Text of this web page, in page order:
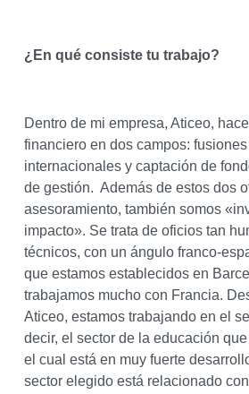
¿En qué consiste tu trabajo?
Dentro de mi empresa, Aticeo,
financiero en dos campos:
internacionales y captación de
de gestión. Además de estos dos
asesoramiento, también somos
impacto». Se trata de oficios tan
técnicos, con un ángulo franco-
que estamos establecidos en
trabajamos mucho con Francia.
Aticeo, estamos trabajando en el
decir, el sector de la educación
el cual está en muy fuerte
sector elegido está relacionado